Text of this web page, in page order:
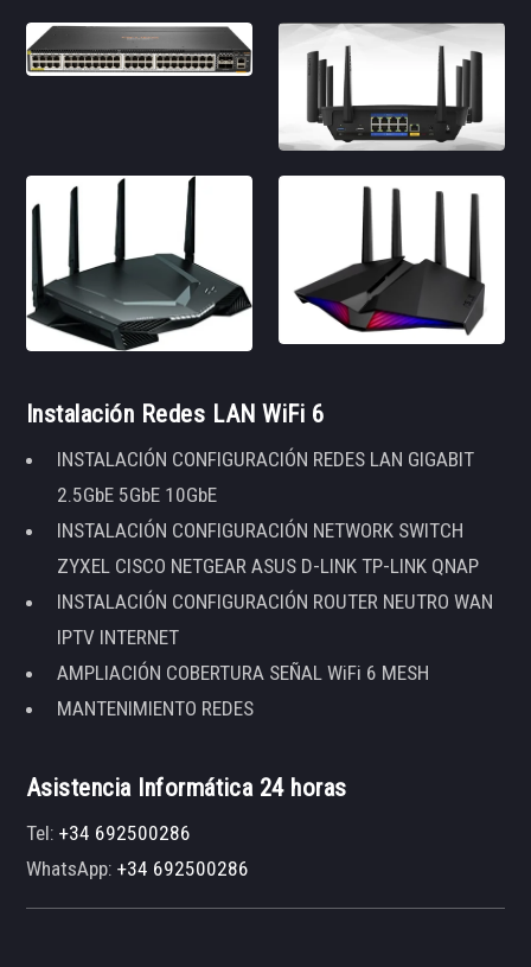
Instalación Redes LAN WiFi 6
INSTALACIÓN CONFIGURACIÓN REDES LAN GIGABIT
2.5GbE 5GbE 10GbE
INSTALACIÓN CONFIGURACIÓN NETWORK SWITCH
ZYXEL CISCO NETGEAR ASUS D-LINK TP-LINK QNAP
INSTALACIÓN CONFIGURACIÓN ROUTER NEUTRO WAN
IPTV INTERNET
AMPLIACIÓN COBERTURA SEÑAL WiFi 6 MESH
MANTENIMIENTO REDES
Asistencia Informática 24 horas
Tel:+34 692500286
WhatsApp:+34 692500286